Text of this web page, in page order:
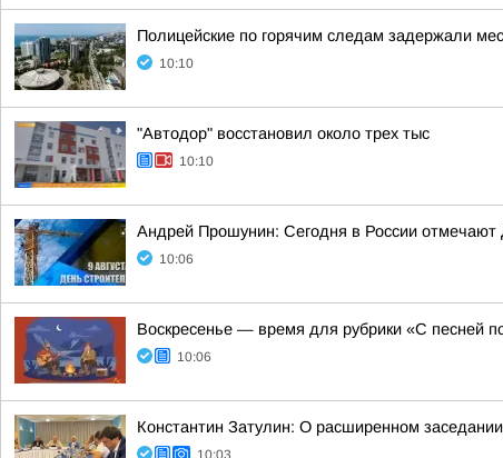
Полицейские по горячим следам задержали
10:10
"Автодор" восстановил около трех тыс
10:10
Андрей Прошунин: Сегодня в России отмечают
10:06
Воскресенье — время для рубрики «С песней
10:06
Константин Затулин: О расширенном
10:03